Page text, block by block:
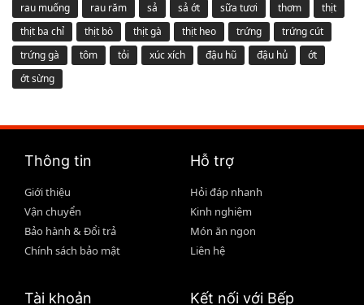
rau muống
rau răm sả sả ớt sữa tươi thơm
thịt
thịt ba chỉ
thịt bò thịt gà thịt heo trứng
trứng cút
trứng gà
tôm tỏi xúc xích đậu hũ đậu hủ
ớt
ớt sừng
Thông tin
Giới thiệu
Vận chuyển
Bảo hành & Đổi trả
Chính sách bảo mật
Hỗ trợ
Hỏi đáp nhanh
Kinh nghiệm
Món ăn ngon
Liên hệ
Tài khoản Kết nối với Bếp